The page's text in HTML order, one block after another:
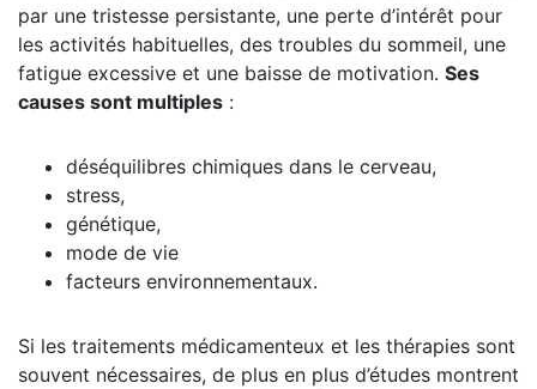
par une tristesse persistante, une perte d’intérêt pour
les activités habituelles, des troubles du sommeil, une
fatigue excessive et une baisse de motivation. Ses
causes sont multiples :
déséquilibres chimiques dans le cerveau,
stress,
génétique,
mode de vie
facteurs environnementaux.
Si les traitements médicamenteux et les thérapies sont
souvent nécessaires, de plus en plus d’études montrent